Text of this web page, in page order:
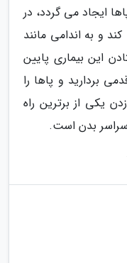
ایجاد می گردد، در
و به اندامی مانند
این بیماری پایین
دقیقه چند قدمی بردارید و پاها را
یکی از برترین راه
بدن است.